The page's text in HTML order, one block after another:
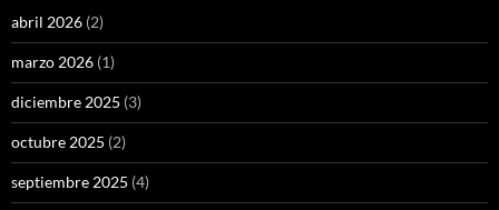
abril 2026 (2)
marzo 2026 (1)
diciembre 2025 (3)
octubre 2025 (2)
septiembre 2025 (4)